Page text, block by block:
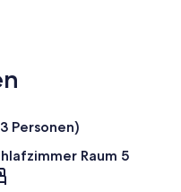
Personen)
Raum 5